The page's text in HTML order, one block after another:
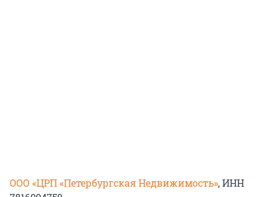
ООО «ЦРП «Петербургская Недвижимость», ИНН